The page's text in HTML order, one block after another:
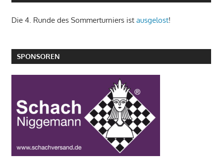
Die 4. Runde des Sommerturniers ist ausgelost!
SPONSOREN